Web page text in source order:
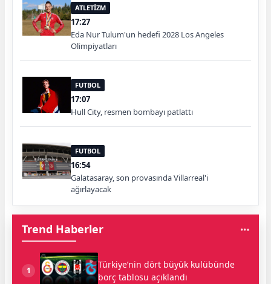
ATLETİZM
17:27
Eda Nur Tulum'un hedefi 2028 Los Angeles
Olimpiyatları
FUTBOL
17:07
Hull City, resmen bombayı patlattı
FUTBOL
16:54
Galatasaray, son provasında Villarreal'i
ağırlayacak
Trend Haberler
1
Türkiye’nin dört büyük kulübünde
borç tablosu açıklandı